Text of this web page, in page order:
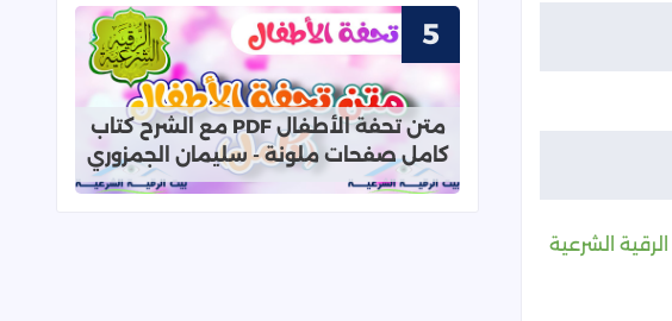
الرقية الشرعية
قراءة المزيد عن متن تحفة الأطفال PDF مع الشرح كتاب كامل صفحات ملونة - سليمان الجمزوري
متن تحفة الأطفال PDF مع الشرح كتاب
كامل صفحات ملونة - سليمان الجمزوري